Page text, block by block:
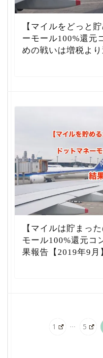
【マイルをどっと
ーモール100%還元
めの戦いは増税よ
【マイルは貯まっ
モール100%還元コ
果報告【2019年9月
1 ... 5